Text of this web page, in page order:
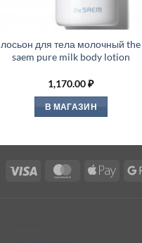
лосьон для тела молочный the
saem pure milk body lotion
1,170.00₽
В МАГАЗИН
Visa MasterCardApple